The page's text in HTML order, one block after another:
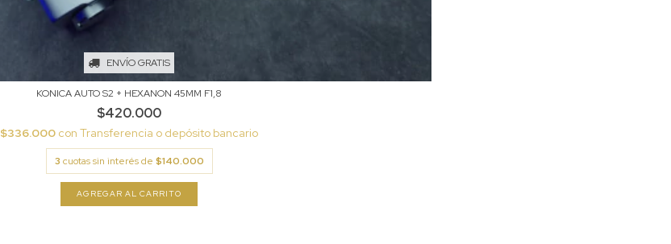
ENVÍO GRATIS
KONICA AUTO S2 + HEXANON 45MM F1,8
$420.000
$336.000 con Transferencia o depósito bancario
3 cuotas sin interés de $140.000